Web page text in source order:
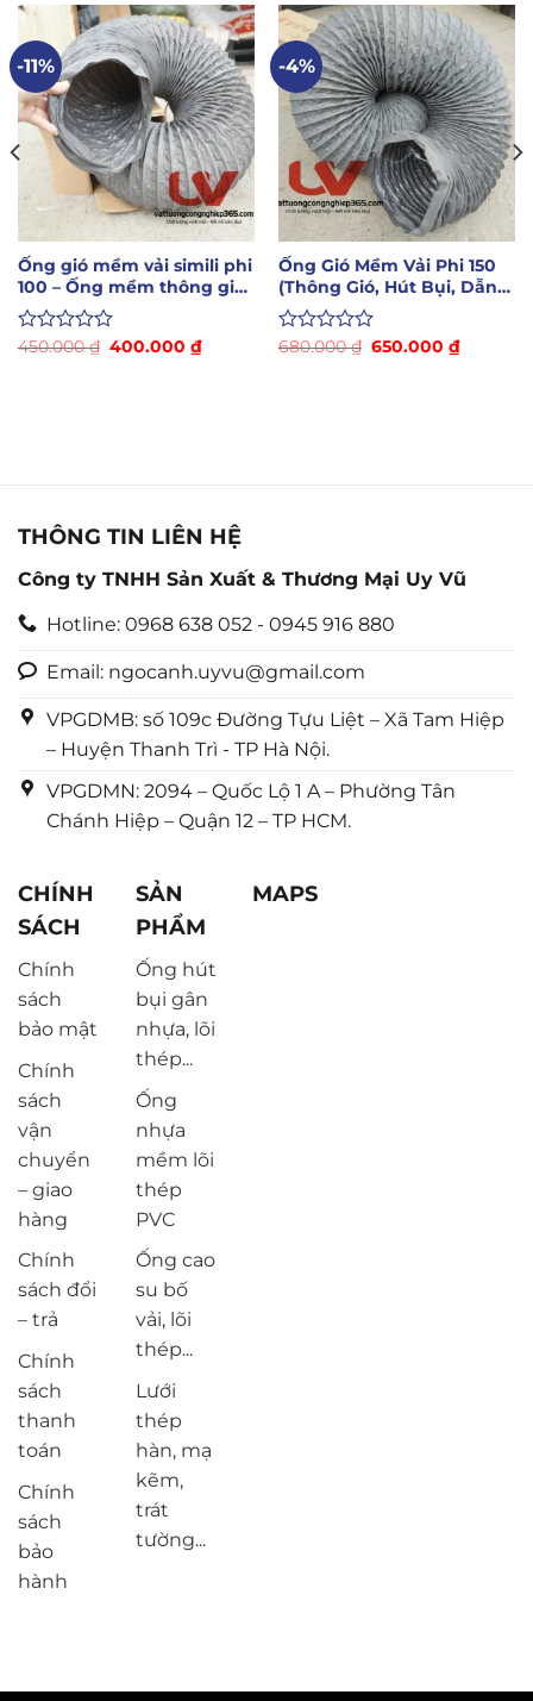
-11%
Ống gió mềm vải simili phi
100 – Ống mềm thông gió,
hút khói hàn
Được
450.000₫ Giá
400.000 ₫Giá
hiện
-4%
Ống Gió Mềm Vải Phi 150
(Thông Gió, Hút Bụi, Dẫn
Khí Nóng)
Được
680.000₫ Giá
650.000 ₫Giá
hiện
THÔNG TIN LIÊN HỆ
Công ty TNHH Sản Xuất & Thương Mại Uy Vũ
Hotline: 0968 638 052 - 0945 916 880
Email: ngocanh.uyvu@gmail.com
VPGDMB: số 109c Đường Tựu Liệt – Xã Tam Hiệp
– Huyện Thanh Trì - TP Hà Nội.
VPGDMN: 2094 – Quốc Lộ 1 A – Phường Tân
Chánh Hiệp – Quận 12 – TP HCM.
CHÍNH
SÁCH
Chính
sách
bảo mật
Chính
sách
vận
chuyển
– giao
hàng
Chính
sách đổi
– trả
Chính
sách
thanh
toán
Chính
sách
bảo
hành
SẢN
PHẨM
Ống hút
bụi gân
nhựa, lõi
thép...
Ống
nhựa
mềm lõi
thép
PVC
Ống cao
su bố
vải, lõi
thép...
Lưới
thép
hàn, mạ
kẽm,
trát
tường...
MAPS